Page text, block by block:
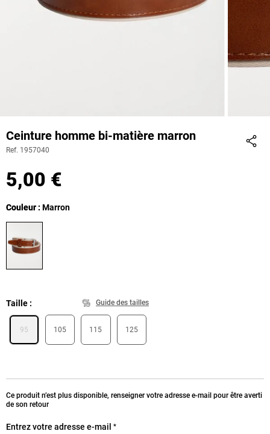
Ceinture homme bi-matière marron
Ref. 1957040
5,00 €
Couleur
Couleur : Marron
Taille Guide des tailles
95 105 115 125
Ce produit n’est plus disponible, renseigner votre adresse e-mail pour être averti
de son retour
Entrez votre adresse e-mail *